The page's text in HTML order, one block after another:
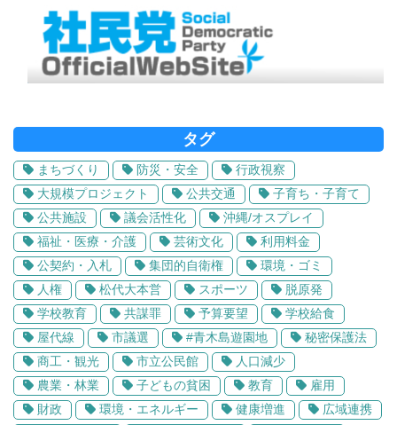
タグ
まちづくり 防災・安全
行政視察
大規模プロジェクト
公共交通
子育ち・子育て
公共施設
議会活性化
沖縄/オスプレイ
福祉・医療・介護
芸術文化
利用料金
公契約・入札
集団的自衛権
環境・ゴミ
人権
松代大本営 スポーツ
脱原発
学校教育
共謀罪 予算要望
学校給食
屋代線
市議選 #青木島遊園地
秘密保護法
商工・観光
市立公民館
人口減少
農業・林業
子どもの貧困 教育
雇用
財政
環境・エネルギー 健康増進
広域連携